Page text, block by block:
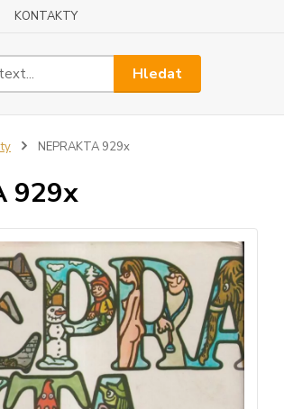
KONTAKTY
Hledat
NEPRAKTA 929x
929x